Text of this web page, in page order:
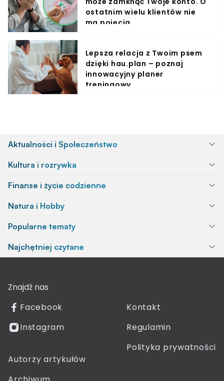
ostatnim wielu klientów nie
ma pojęcia
Lepsza relacja z Twoim psem
dzięki hau.plan – poznaj
innowacyjny planer
treningowy
Aktualności i Społeczeństwo
Kultura i rozrywka
Finanse i życie codzienne
Natura i Hobby
Popularne tematy
Najchętniej czytane
Znajdź nas
Facebook
Instagram
Kontakt
Regulamin
Polityka prywatności
Autorzy artykułów